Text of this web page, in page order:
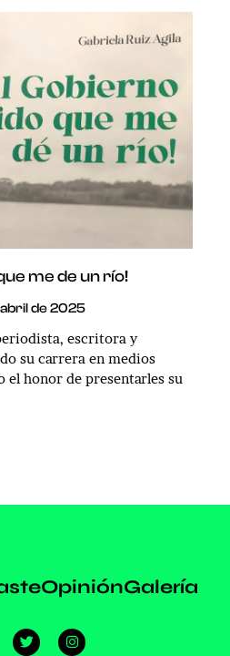
me de un río!
de 2025
escritora y
su carrera en medios
el honor de presentarles su
OpiniónGalería